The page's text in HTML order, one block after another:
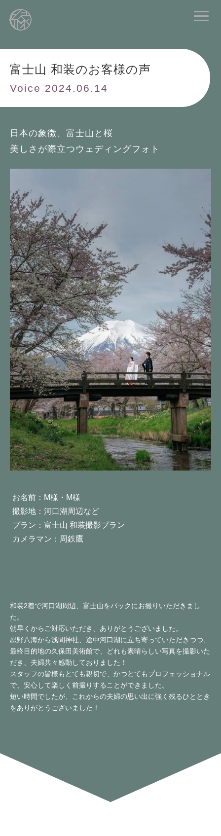
富士山 和装のお客様の声
Voice 2024.06.14
日本の象徴、富士山と桜
美しさが際立つウェディングフォト
お名前：M様・M様
撮影地：河口湖周辺など
プラン：富士山 和装撮影プラン
カメラマン：周鉄鷹
和装2着で河口湖周辺、富士山をバックにお撮りいただきまし
た。
朝早くからご対応いただき、ありがとうございました。
忍野八海から浅間神社、途中河口湖に立ち寄っていただきつつ、
最終目的地の久保田美術館で、どれも素晴らしい写真を撮影いた
だき、夫婦共々感動しておりました！
スタッフの皆様もとても親切で、かつとてもプロフェッショナル
で、安心して楽しく前撮りすることができました。
短い時間でしたが、これからの夫婦の思い出に強く残るひととき
をありがとうございました！